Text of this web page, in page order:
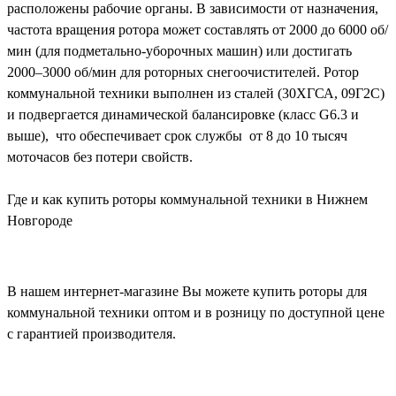
расположены рабочие органы. В зависимости от назначения,
частота вращения ротора может составлять от 2000 до 6000 об/
мин (для подметально-уборочных машин) или достигать
2000–3000 об/мин для роторных снегоочистителей. Ротор
коммунальной техники выполнен из сталей (30ХГСА, 09Г2С)
и подвергается динамической балансировке (класс G6.3 и
выше), что обеспечивает срок службы от 8 до 10 тысяч
моточасов без потери свойств.
Где и как купить роторы коммунальной техники в Нижнем
Новгороде
В нашем интернет-магазине Вы можете купить роторы для
коммунальной техники оптом и в розницу по доступной цене
с гарантией производителя.